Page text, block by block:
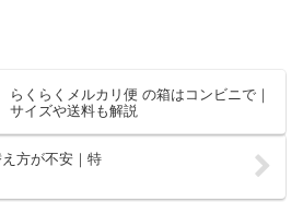
らくらくメルカリ便 の箱はコンビニで｜
サイズや送料も解説
方が不安｜特